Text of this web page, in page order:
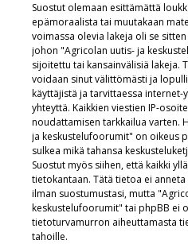
Suostut olemaan esittämättä
epämoraalista tai muutakaan
voimassa olevia lakeja oli se
johon "Agricolan uutis- ja
sijoitettu tai kansainvälisiä lakeja.
voidaan sinut välittömästi ja
käyttäjistä ja tarvittaessa
yhteyttä. Kaikkien viestien IP-
noudattamisen tarkkailua varten.
ja keskustelufoorumit" on oikeus
sulkea mikä tahansa
Suostut myös siihen, että kaikki
tietokantaan. Tätä tietoa ei
ilman suostumustasi, mutta
keskustelufoorumit" tai phpBB ei
tietoturvamurron aiheuttamasta
tahoille.